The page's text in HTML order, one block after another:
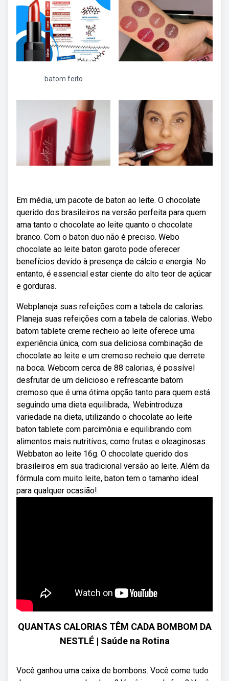
batom feito
Em média, um pacote de baton ao leite. O chocolate
querido dos brasileiros na versão perfeita para quem
ama tanto o chocolate ao leite quanto o chocolate
branco. Com o baton duo não é preciso. Webo
chocolate ao leite baton garoto pode oferecer
benefícios devido à presença de cálcio e energia. No
entanto, é essencial estar ciente do alto teor de açúcar
e gorduras.
Webplaneja suas refeições com a tabela de calorias.
Planeja suas refeições com a tabela de calorias. Webo
batom tablete creme recheio ao leite oferece uma
experiência única, com sua deliciosa combinação de
chocolate ao leite e um cremoso recheio que derrete
na boca. Webcom cerca de 88 calorias, é possível
desfrutar de um delicioso e refrescante batom
cremoso que é uma ótima opção tanto para quem está
seguindo uma dieta equilibrada,. Webintroduza
variedade na dieta, utilizando o chocolate ao leite
baton tablete com parcimônia e equilibrando com
alimentos mais nutritivos, como frutas e oleaginosas.
Webbaton ao leite 16g. O chocolate querido dos
brasileiros em sua tradicional versão ao leite. Além da
fórmula com muito leite, baton tem o tamanho ideal
para qualquer ocasião!.
QUANTAS CALORIAS TÊM CADA BOMBOM DA
NESTLÉ | Saúde na Rotina
Você ganhou uma caixa de bombons. Você come tudo